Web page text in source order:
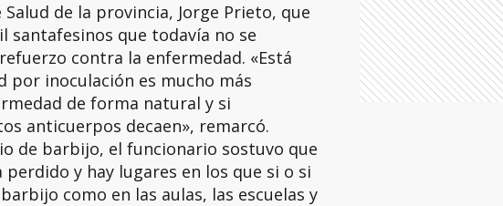
de la provincia, Jorge Prieto, que
santafesinos que todavía no se
contra la enfermedad. «Está
por inoculación es mucho más
de forma natural y si
anticuerpos decaen», remarcó.
de barbijo, el funcionario sostuvo que
y hay lugares en los que si o si
como en las aulas, las escuelas y